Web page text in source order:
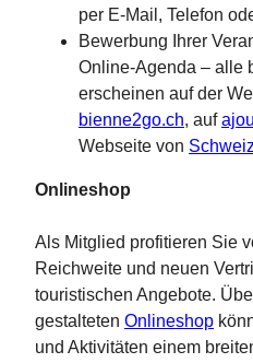
per E-Mail, Telefon
Bewerbung Ihrer
Online-Agenda – alle
erscheinen auf der
bienne2go.ch, auf
Webseite von
Onlineshop
Als Mitglied profitieren Sie
Reichweite und neuen
touristischen Angebote.
gestalteten Onlineshop
und Aktivitäten einem